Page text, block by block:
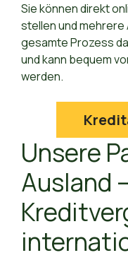
Sie können direkt
stellen und
gesamte Prozess
und kann bequem
werden.
Unsere
Ausland –